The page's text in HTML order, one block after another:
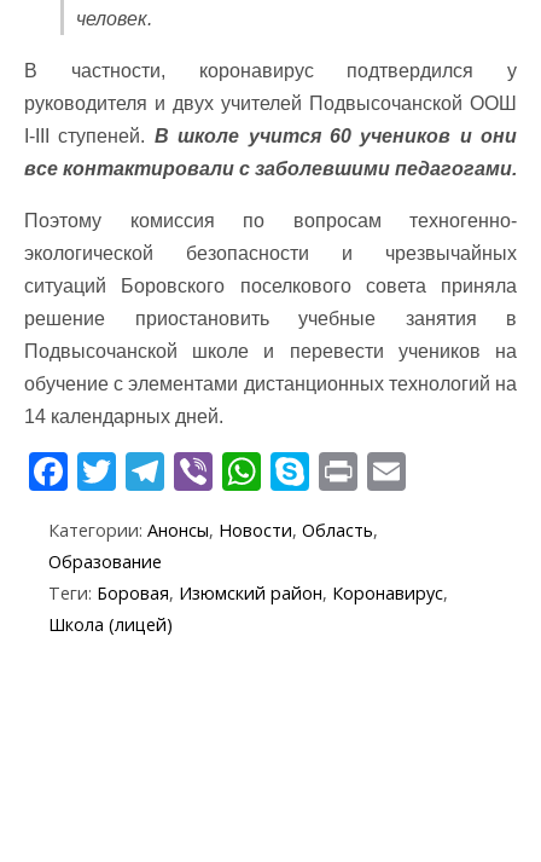
человек.
В частности, коронавирус подтвердился у
руководителя и двух учителей Подвысочанской ООШ
I-III ступеней. В школе учится 60 учеников и они
все контактировали с заболевшими педагогами.
Поэтому комиссия по вопросам техногенно-
экологической безопасности и чрезвычайных
ситуаций Боровского поселкового совета приняла
решение приостановить учебные занятия в
Подвысочанской школе и перевести учеников на
обучение с элементами дистанционных технологий на
14 календарных дней.
F
e
b
o
T
itt
er
T
e
gr
a
Vi
er
W
at
s
S
k
y
p
Pr
t
l
Категории: Анонсы, Новости, Область,
Образование
Теги: Боровая, Изюмский район, Коронавирус,
Школа (лицей)